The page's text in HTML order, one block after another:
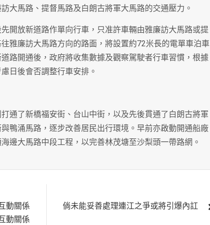
大馬路、提督馬路及白朗古將軍大馬路的交通壓力。
開放新道路作單向行車，只准許車輛由雅廉訪大馬路或提
雅廉訪大馬路方向的路面，將設置約72米長的電單車泊車
路開通後，政府將收集數據及觀察駕駛者行車習慣，根據
日後會否調整行車安排。
通了新橋福安街、台山中街，以及先後貫通了白朗古將軍
鴨涌馬路，逐步改善居民出行環境。早前亦啟動開通船廠
邊大馬路中段工程，以完善林茂塘至沙梨頭一帶路網。
動關係
動關係
倘未能妥善處理連江之爭或將引爆內訌